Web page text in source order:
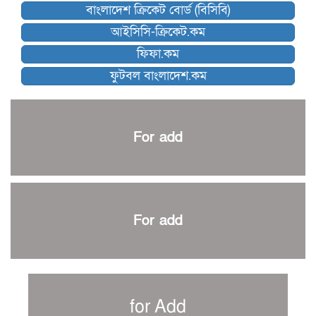
কিউট-ডিআরইউ দাবায় মোরসালিন চ্যাম্পিয়ন
ব্রাদার্সকে হারিয়ে ফাইনালে মোহামেডান
নেইমারকে নিয়েই বিশ্বকাপে ব্রাজিলের প্রাথমিক স্কোয়াড
আর্জেন্টিনার ৫৫ সদস্যের প্রাথমিক দল ঘোষণা
পাকিস্তানের বিপক্ষে ঐতিহাসিক জয়ে ক্রীড়া প্রতিমন্ত্রীর অভিনন্দন
শান্ত-মুমিনুলদের ব্যাটে প্রথম দিন বাংলাদেশের
প্রচার বিমুখ এক ক্রীড়া অন্তপ্রাণ সংগঠক
সাফের হ্যাটট্রিক মিশনে থাইল্যান্ডের পথে আফঈদারা
বাংলাদেশ ক্রিকেট বোর্ড (বিসিবি)
আইসিসি-ক্রিকেট.কম
ফিফা.কম
ফুটবল বাংলাদেশ.কম
For add
For add
for Add